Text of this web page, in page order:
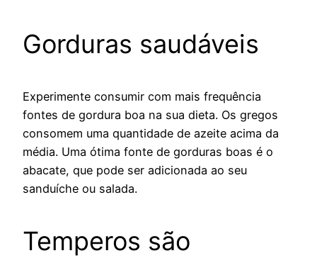
Gorduras saudáveis
Experimente consumir com mais frequência
fontes de gordura boa na sua dieta. Os gregos
consomem uma quantidade de azeite acima da
média. Uma ótima fonte de gorduras boas é o
abacate, que pode ser adicionada ao seu
sanduíche ou salada.
Temperos são